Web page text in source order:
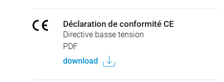
Déclaration de conformité CE
Directive basse tension
PDF
download